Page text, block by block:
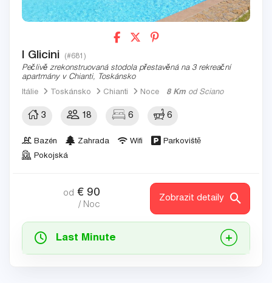
I Glicini (#681)
Pečlivě zrekonstruovaná stodola přestavěná na 3 rekreační
apartmány v Chianti, Toskánsko
Itálie
Toskánsko Chianti Noce 8 Km od Sciano
3 18 6 6
Bazén Zahrada Wifi
Parkoviště
Pokojská
od € 90
/ Noc
Zobrazit detaily
Last Minute